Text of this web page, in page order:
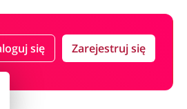
się Zarejestruj się